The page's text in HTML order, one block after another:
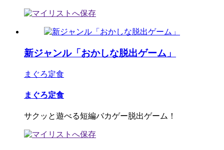
新ジャンル「おかしな脱出ゲーム」
まぐろ定食
まぐろ定食
サクッと遊べる短編バカゲー脱出ゲーム！